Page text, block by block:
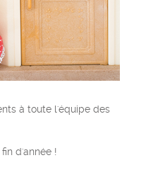
à toute l'équipe des
d'année !